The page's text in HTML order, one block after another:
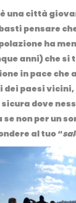
una città
pensare
ha
anni) che si
in pace che
dei paesi vicini,
dove
non per un
al tuo “